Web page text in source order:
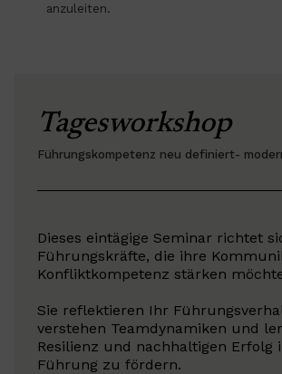
anzuleiten.
Tagesworkshop
Führungskompetenz neu definiert-
Dieses eintägige Seminar richtet
Führungskräfte, die ihre
Konfliktkompetenz stärken
Sie reflektieren Ihr
verstehen Teamdynamiken und
Resilienz und nachhaltigen Erfolg
Führung zu fördern.